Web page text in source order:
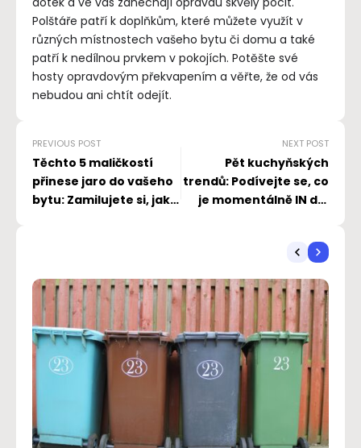
Polštáře patří k doplňkům, které můžete využít v
různých místnostech vašeho bytu či domu a také
patří k nedílnou prvkem v pokojích. Potěšte své
hosty opravdovým překvapením a věřte, že od vás
nebudou ani chtít odejít.
PREVIOUS POST
Těchto 5 maličkostí
přinese jaro do vašeho
bytu: Zamilujete si, jak
NEXT POST
Pět kuchyňských
trendů: Podívejte se, co
je momentálně IN dle